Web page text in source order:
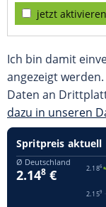
jetzt aktivieren
Ich bin damit
angezeigt
Daten an
dazu in unseren